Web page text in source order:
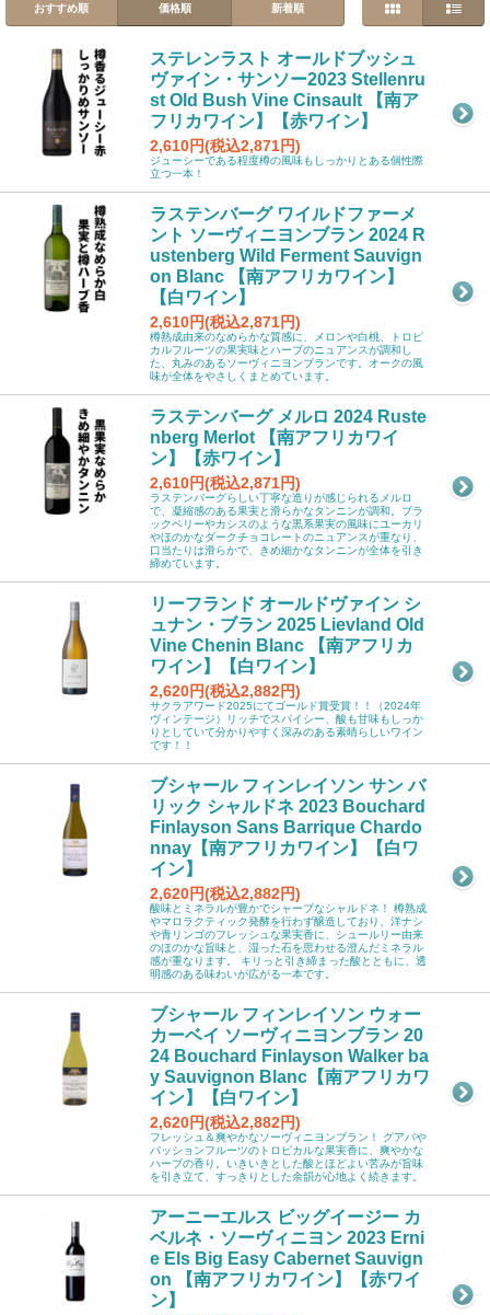
おすすめ順 価格順 新着順
ステレンラスト オールドブッシュ
ヴァイン・サンソー2023 Stellenru
st Old Bush Vine Cinsault 【南ア
フリカワイン】【赤ワイン】
2,610円(税込2,871円)
ジューシーである程度樽の風味もしっかりとある個性際
立つ一本！
ラステンバーグ ワイルドファーメ
ント ソーヴィニヨンブラン 2024 R
ustenberg Wild Ferment Sauvign
on Blanc 【南アフリカワイン】
【白ワイン】
2,610円(税込2,871円)
樽熟成由来のなめらかな質感に、メロンや白桃、トロピ
カルフルーツの果実味とハーブのニュアンスが調和し
た、丸みのあるソーヴィニヨンブランです。オークの風
味が全体をやさしくまとめています。
ラステンバーグ メルロ 2024 Ruste
nberg Merlot 【南アフリカワイ
ン】【赤ワイン】
2,610円(税込2,871円)
ラステンバーグらしい丁寧な造りが感じられるメルロ
で、凝縮感のある果実と滑らかなタンニンが調和。ブラ
ックベリーやカシスのような黒系果実の風味にユーカリ
やほのかなダークチョコレートのニュアンスが重なり、
口当たりは滑らかで、きめ細かなタンニンが全体を引き
締めています。
リーフランド オールドヴァイン シ
ュナン・ブラン 2025 Lievland Old
Vine Chenin Blanc 【南アフリカ
ワイン】【白ワイン】
2,620円(税込2,882円)
サクラアワード2025にてゴールド賞受賞！！（2024年
ヴィンテージ）リッチでスパイシー、酸も甘味もしっか
りとしていて分かりやすく深みのある素晴らしいワイン
です！！
ブシャール フィンレイソン サン バ
リック シャルドネ 2023 Bouchard
Finlayson Sans Barrique Chardo
nnay【南アフリカワイン】【白ワ
イン】
2,620円(税込2,882円)
酸味とミネラルが豊かでシャープなシャルドネ！ 樽熟成
やマロラクティック発酵を行わず醸造しており、洋ナシ
や青リンゴのフレッシュな果実香に、シュールリー由来
のほのかな旨味と、湿った石を思わせる澄んだミネラル
感が重なります。 キリっと引き締まった酸とともに、透
明感のある味わいが広がる一本です。
ブシャール フィンレイソン ウォー
カーベイ ソーヴィニヨンブラン 20
24 Bouchard Finlayson Walker ba
y Sauvignon Blanc【南アフリカワ
イン】【白ワイン】
2,620円(税込2,882円)
フレッシュ＆爽やかなソーヴィニヨンブラン！ グアバや
パッションフルーツのトロピカルな果実香に、爽やかな
ハーブの香り。いきいきとした酸とほどよい苦みが旨味
を引き立て、すっきりとした余韻が心地よく続きます。
アーニーエルス ビッグイージー カ
ベルネ・ソーヴィニヨン 2023 Erni
e Els Big Easy Cabernet Sauvign
on 【南アフリカワイン】【赤ワイ
ン】